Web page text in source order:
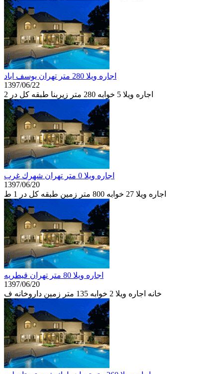
اجاره ويلا 280 متر تهران يوسف اباد
1397/06/22
اجاره ويلا 5 خوابه 280 متر زیربنا طبقه كل در 2
اجاره ويلا 0 متر تهران شهرك غرب
1397/06/20
اجاره ويلا 27 خوابه 800 متر زمین طبقه كل در 1 ط
اجاره ويلا 80 متر تهران قيطريه
1397/06/20
خانه اجاره ويلا 2 خوابه 135 متر زمین داروخانه ف